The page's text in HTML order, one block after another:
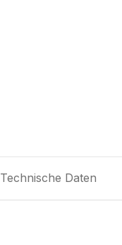
Technische Daten